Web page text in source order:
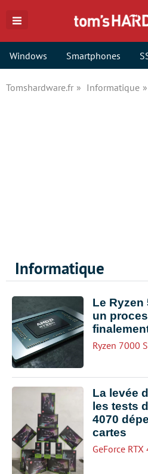
Windows Smartphones
Tomshardware.fr Informatique
Informatique
Le Ryzen
un
Ryzen 7000
La levée
les tests
4070
cartes
GeForce